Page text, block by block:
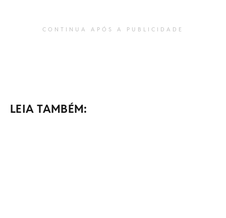
CONTINUA APÓS A PUBLICIDADE
LEIA TAMBÉM: